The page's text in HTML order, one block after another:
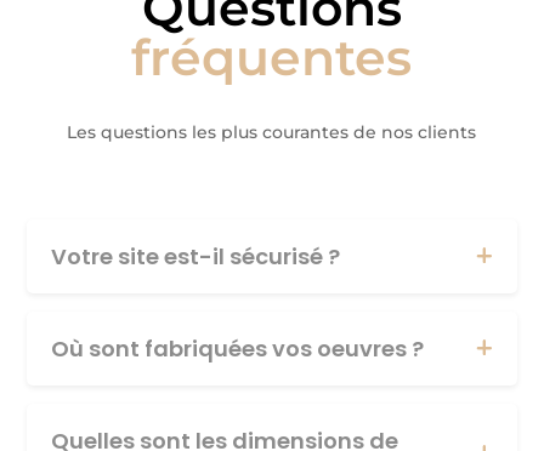
fréquentes
Les questions les plus courantes de nos clients
Votre site est-il sécurisé ?
Où sont fabriquées vos oeuvres ?
Quelles sont les dimensions de